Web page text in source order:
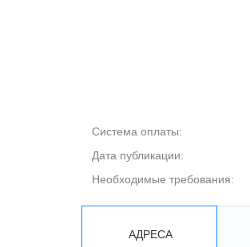
Система оплаты:
Дата публикации:
Необходимые требования:
АДРЕСА